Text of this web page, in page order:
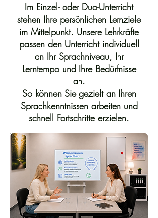
Im Einzel- oder Duo-Unterricht
stehen Ihre persönlichen Lernziele
im Mittelpunkt. Unsere Lehrkräfte
passen den Unterricht individuell
an Ihr Sprachniveau, Ihr
Lerntempo und Ihre Bedürfnisse
an.
So können Sie gezielt an Ihren
Sprachkenntnissen arbeiten und
schnell Fortschritte erzielen.